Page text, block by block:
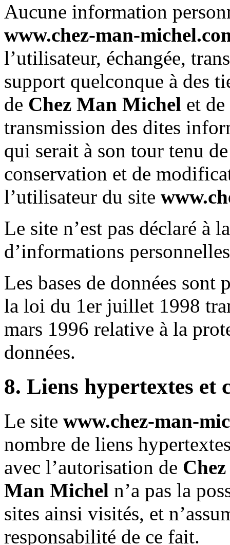
Aucune information
www.chez-man-
l’utilisateur, échangée,
support quelconque à des
de Chez Man Michel et
transmission des dites
qui serait à son tour tenu
conservation et de
l’utilisateur du site
Le site n’est pas déclaré à
d’informations
Les bases de données sont
la loi du 1er juillet 1998
mars 1996 relative à la
données.
8. Liens hypertextes et
Le site www.chez-man-
nombre de liens
avec l’autorisation de
Man Michel n’a pas la
sites ainsi visités, et
responsabilité de ce fait.